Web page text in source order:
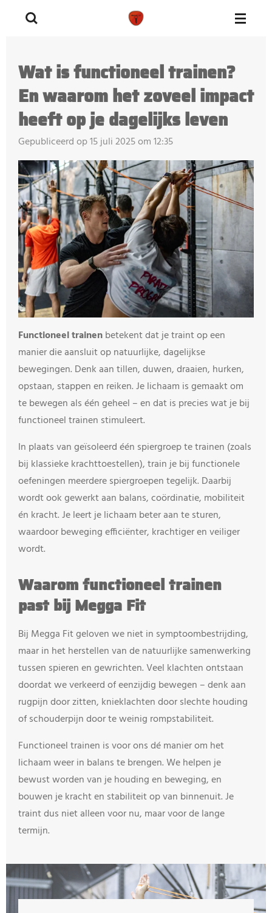
hoofdinhoud
Wat is functioneel trainen?
En waarom het zoveel impact
heeft op je dagelijks leven
Gepubliceerd op 15 juli 2025 om 12:35
Functioneel trainenbetekent dat je traint op een
manier die aansluit op natuurlijke, dagelijkse
bewegingen. Denk aan tillen, duwen, draaien, hurken,
opstaan, stappen en reiken. Je lichaam is gemaakt om
te bewegen als één geheel – en dat is precies wat je bij
functioneel trainen stimuleert.
In plaats van geïsoleerd één spiergroep te trainen (zoals
bij klassieke krachttoestellen), train je bij functionele
oefeningen meerdere spiergroepen tegelijk. Daarbij
wordt ook gewerkt aan balans, coördinatie, mobiliteit
én kracht. Je leert je lichaam beter aan te sturen,
waardoor beweging efficiënter, krachtiger en veiliger
wordt.
Waarom functioneel trainen
past bij Megga Fit
Bij Megga Fit geloven we niet in symptoombestrijding,
maar in het herstellen van de natuurlijke samenwerking
tussen spieren en gewrichten. Veel klachten ontstaan
doordat we verkeerd of eenzijdig bewegen – denk aan
rugpijn door zitten, knieklachten door slechte houding
of schouderpijn door te weinig rompstabiliteit.
Functioneel trainen is voor ons dé manier om het
lichaam weer in balans te brengen. We helpen je
bewust worden van je houding en beweging, en
bouwen je kracht en stabiliteit op van binnenuit. Je
traint dus niet alleen voor nu, maar voor de lange
termijn.